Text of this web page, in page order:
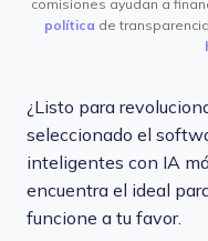
comisiones ayudan a
política de
¿Listo para
seleccionado el
inteligentes con IA
encuentra el ideal
funcione a tu favor.